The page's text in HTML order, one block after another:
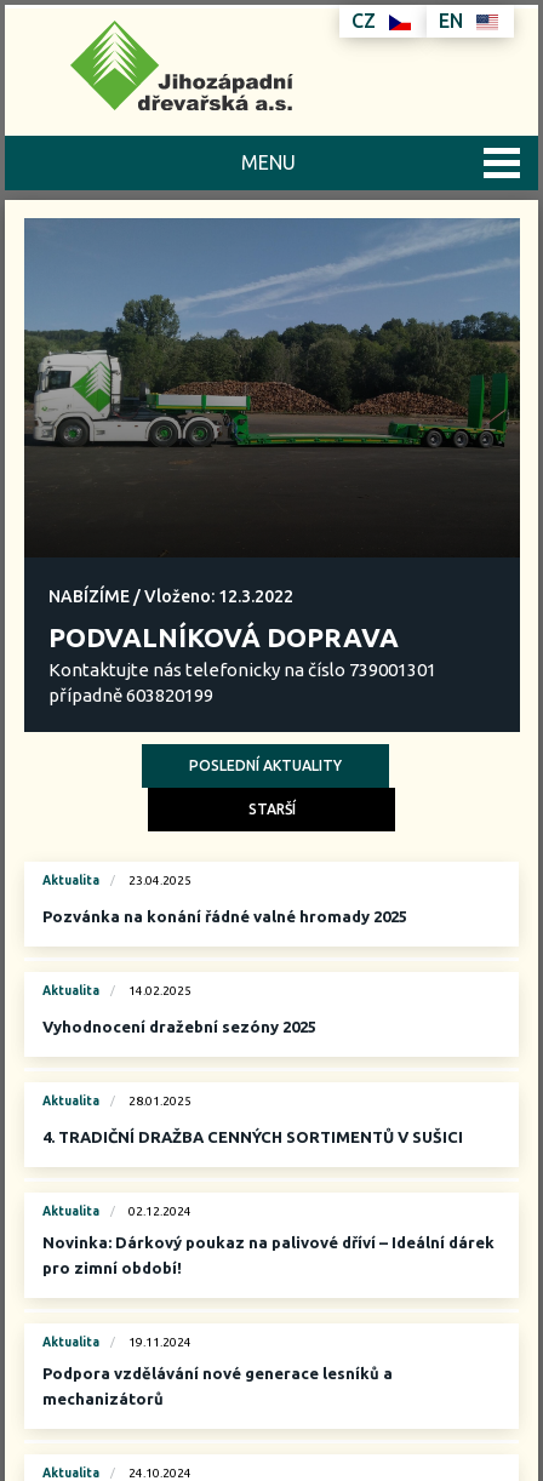
CZ EN
MENU
NABÍZÍME /Vloženo: 12.3.2022
PODVALNÍKOVÁ DOPRAVA
Kontaktujte nás telefonicky na číslo 739001301
případně 603820199
POSLEDNÍ AKTUALITY
STARŠÍ
Aktualita 23.04.2025
Pozvánka na konání řádné valné hromady 2025
Aktualita 14.02.2025
Vyhodnocení dražební sezóny 2025
Aktualita 28.01.2025
4. TRADIČNÍ DRAŽBA CENNÝCH SORTIMENTŮ V SUŠICI
Aktualita 02.12.2024
Novinka: Dárkový poukaz na palivové dříví – Ideální dárek
pro zimní období!
Aktualita 19.11.2024
Podpora vzdělávání nové generace lesníků a
mechanizátorů
Aktualita 24.10.2024